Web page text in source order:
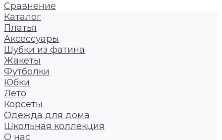
Сравнение
Каталог
Платья
Аксессуары
Шубки из фатина
Жакеты
Футболки
Юбки
Лето
Корсеты
Одежда для дома
Школьная коллекция
О нас